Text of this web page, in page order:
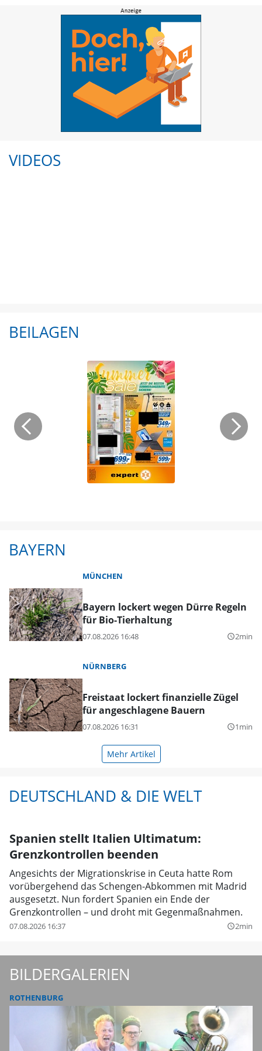
VIDEOS
BEILAGEN
BAYERN
MÜNCHEN
Bayern lockert wegen Dürre Regeln
für Bio-Tierhaltung
07.08.2026 16:48 query_builder2min
NÜRNBERG
Freistaat lockert finanzielle Zügel
für angeschlagene Bauern
07.08.2026 16:31 query_builder1min
Mehr Artikel
DEUTSCHLAND & DIE WELT
Spanien stellt Italien Ultimatum:
Grenzkontrollen beenden
Angesichts der Migrationskrise in Ceuta hatte Rom
vorübergehend das Schengen-Abkommen mit Madrid
ausgesetzt. Nun fordert Spanien ein Ende der
Grenzkontrollen – und droht mit Gegenmaßnahmen.
07.08.2026 16:37 query_builder2min
BILDERGALERIEN
ROTHENBURG